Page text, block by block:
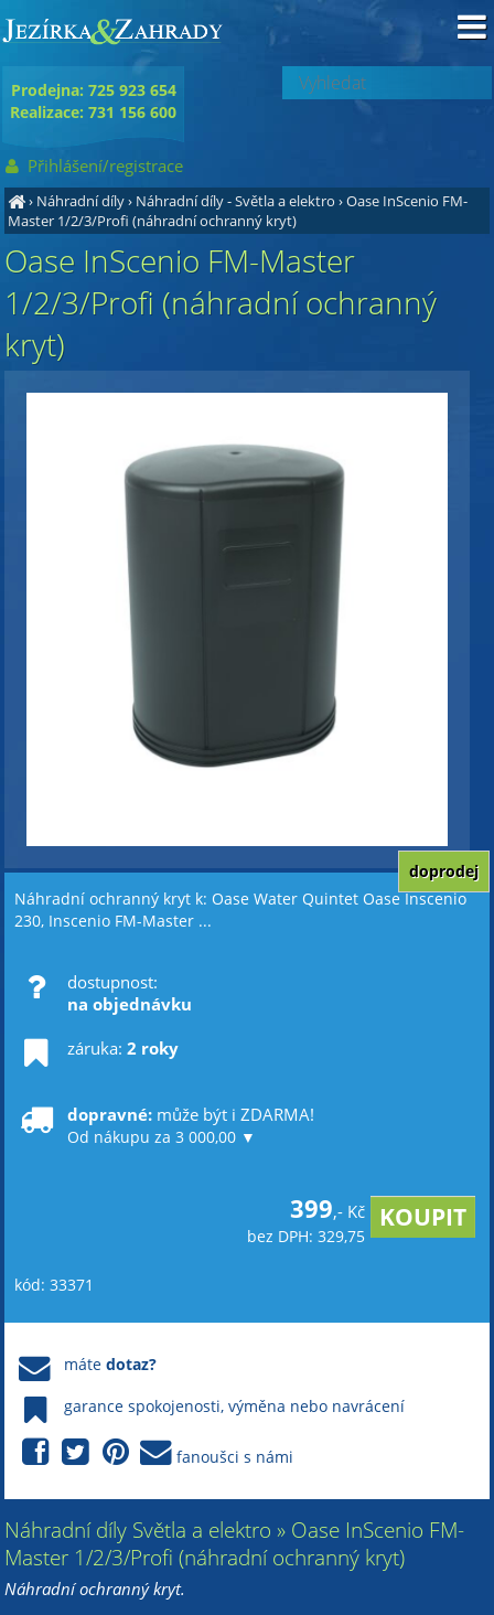
› Náhradní díly› Náhradní díly - Světla a elektro ›Oase InScenio FM-
Master 1/2/3/Profi (náhradní ochranný kryt)
Oase InScenio FM-Master
1/2/3/Profi (náhradní ochranný
kryt)
Náhradní ochranný kryt k: Oase Water Quintet Oase Inscenio
230, Inscenio FM-Master ...
doprodej
dostupnost:
na objednávku
záruka: 2 roky
dopravné: může být i ZDARMA!
Od nákupu za 3 000,00 ▼
399,- Kč
bez DPH: 329,75
kód: 33371
mátedotaz?
garance spokojenosti, výměna nebo navrácení
fanoušci s námi
Náhradní díly Světla a elektro » Oase InScenio FM-
Master 1/2/3/Profi (náhradní ochranný kryt)
Náhradní ochranný kryt.
Prodejna: 725 923 654
Realizace: 731 156 600
Přihlášení/registrace